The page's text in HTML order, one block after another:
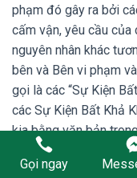
phạm đó gây ra bởi
cấm vận, yêu cầu của
nguyên nhân khác
bên và Bên vi phạm
gọi là các “Sự Kiện
các Sự Kiện Bất Khả
kia bằng văn bản
Kiện Bất Khả Kháng
đồng của Bên bị ảnh
Gọi ngay